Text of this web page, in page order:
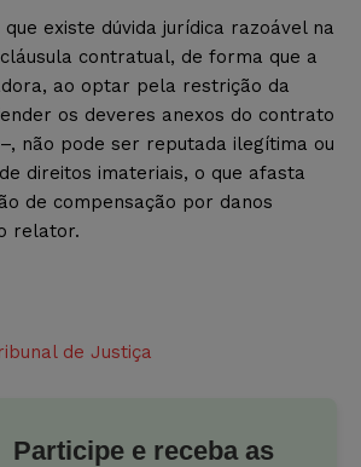
que existe dúvida jurídica razoável na
contratual, de forma que a
ao optar pela restrição da
os deveres anexos do contrato
não pode ser reputada ilegítima ou
direitos imateriais, o que afasta
de compensação por danos
relator.
de Justiça
Participe e receba as